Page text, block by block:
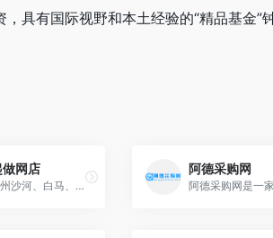
具有国际视野和本土经验的“精品基金”
网店
17网提供广州沙河、白马、十三行、女人街等服装批发市场货源，包括女装、男装、 牛仔裤、女鞋等一手服装货源。
阿德采购网